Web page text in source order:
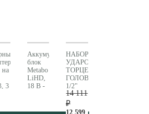
на
3
Аккумуляторный
блок
Metabo
LiHD,
18 В -
НАБОР
УДАРОПРОЧНЫХ
ТОРЦЕВЫХ
ГОЛОВОК
1/2"
(628831000)
14 111
₽
12 599